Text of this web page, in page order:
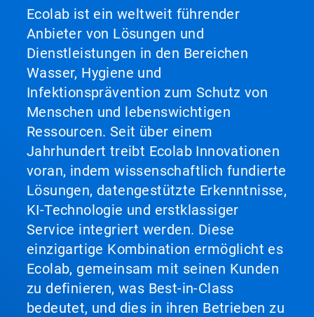
Ecolab ist ein weltweit führender
Anbieter von Lösungen und
Dienstleistungen in den Bereichen
Wasser, Hygiene und
Infektionsprävention zum Schutz von
Menschen und lebenswichtigen
Ressourcen. Seit über einem
Jahrhundert treibt Ecolab Innovationen
voran, indem wissenschaftlich fundierte
Lösungen, datengestützte Erkenntnisse,
KI-Technologie und erstklassiger
Service integriert werden. Diese
einzigartige Kombination ermöglicht es
Ecolab, gemeinsam mit seinen Kunden
zu definieren, was Best-in-Class
bedeutet, und dies in ihren Betrieben zu